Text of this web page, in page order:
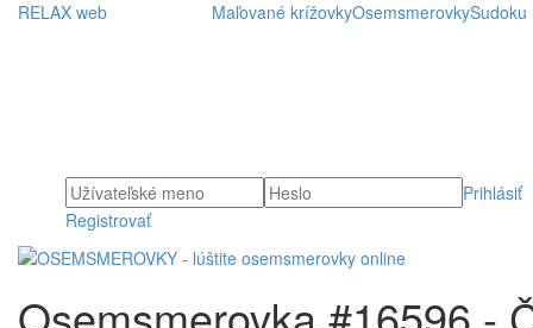
RELAX web Maľované krížovkyOsemsmerovkySudoku
Prihlásiť
Registrovať